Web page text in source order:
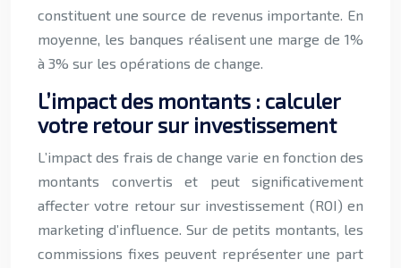
constituent une source de revenus importante. En
moyenne, les banques réalisent une marge de 1%
à 3% sur les opérations de change.
L’impact des montants : calculer
votre retour sur investissement
L’impact des frais de change varie en fonction des
montants convertis et peut significativement
affecter votre retour sur investissement (ROI) en
marketing d’influence. Sur de petits montants, les
commissions fixes peuvent représenter une part